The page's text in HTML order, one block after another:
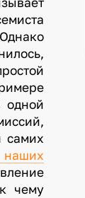
одной
самих
чему